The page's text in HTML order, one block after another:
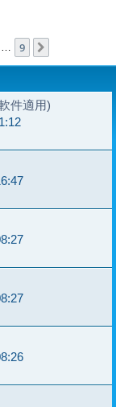
… 9
件適用)